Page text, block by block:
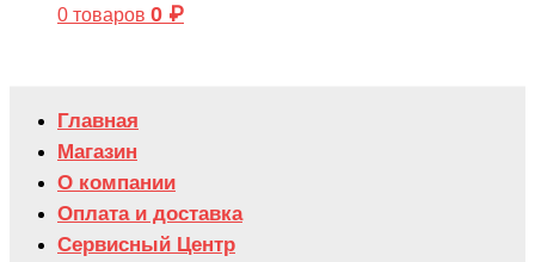
0 товаров 0 ₽
Главная
Магазин
О компании
Оплата и доставка
Сервисный Центр